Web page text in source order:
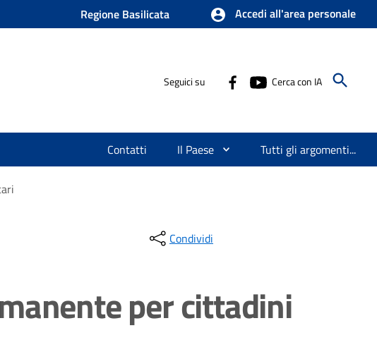
Regione Basilicata Accedi all'area personale
Seguici su Cerca con IA
Contatti Il Paese Tutti gli argomenti...
Condividi
per cittadini